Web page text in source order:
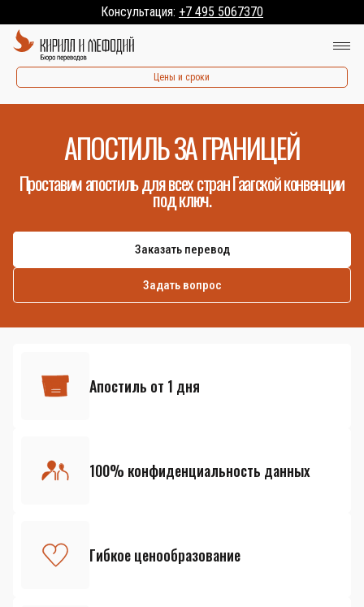
Консультация: +7 495 5067370
Цены и сроки
АПОСТИЛЬ ЗА ГРАНИЦЕЙ
Проставим апостиль для всех стран Гаагской конвенции
под ключ.
Заказать перевод
Задать вопрос
Апостиль от 1 дня
100% конфиденциальность данных
Гибкое ценообразование